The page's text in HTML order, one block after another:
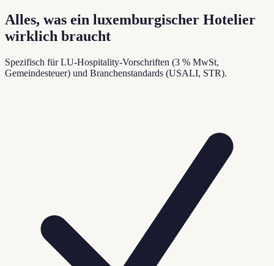
Alles, was ein luxemburgischer Hotelier
wirklich braucht
Spezifisch für LU-Hospitality-Vorschriften (3 % MwSt,
Gemeindesteuer) und Branchenstandards (USALI, STR).